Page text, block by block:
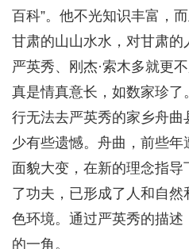
百科”。他不光知识丰富，
甘肃的山山水水，对甘肃的
严英秀、刚杰·索木多就更
真是情真意长，如数家珍
行无法去严英秀的家乡舟曲
少有些遗憾。舟曲，前些
面貌大变，在新的理念指
了功夫，已形成了人和自
色环境。通过严英秀的描
的一角。